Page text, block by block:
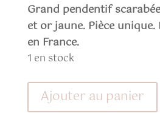
Grand pendentif
et or jaune. Pièce
en France.
1 en stock
quantité
Ajouter au panier